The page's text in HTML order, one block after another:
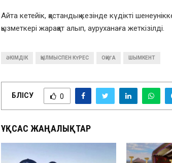
Айта кетейік, қастандық кезінде күдікті
қызметкері жарақат алып, ауруханаға жеткізілді.
ӘКІМДІК ҚЫЛМЫСПЕН КҮРЕС ОҚИҒА ШЫМКЕНТ
БӨЛІСУ 0
ҰҚСАС ЖАҢАЛЫҚТАР